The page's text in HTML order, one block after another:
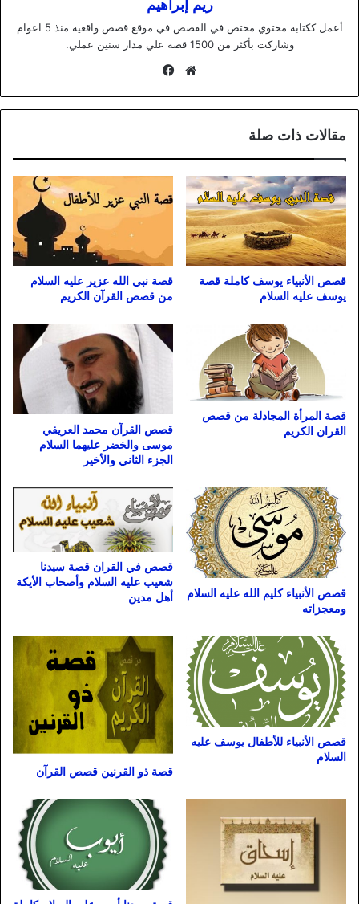
ريم إبراهيم
أعمل ككتابة محتوي مختص في القصص في موقع قصص واقعية منذ 5 اعوام
وشاركت بأكثر من 1500 قصة علي مدار سنين عملي.
موقع
مقالات ذات صلة
قصص الأنبياء يوسف كاملة قصة
يوسف عليه السلام
قصة نبي الله عزير عليه السلام
من قصص القرآن الكريم
قصة المرأة المجادلة من قصص
القران الكريم
قصص القرآن محمد العريفي
موسى والخضر عليهما السلام
الجزء الثاني والأخير
قصص الأنبياء كليم الله عليه السلام
ومعجزاته
قصص في القران قصة سيدنا
شعيب عليه السلام وأصحاب الأيكة
أهل مدين
قصص الأنبياء للأطفال يوسف عليه
السلام
قصة ذو القرنين قصص القرآن